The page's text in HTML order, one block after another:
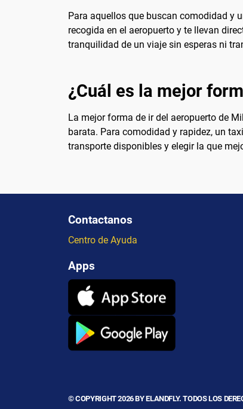
Para aquellos que buscan comodidad y
recogida en el aeropuerto y te llevan
tranquilidad de un viaje sin esperas ni
¿Cuál es la mejor
La mejor forma de ir del aeropuerto de
barata. Para comodidad y rapidez, un
transporte disponibles y elegir la que
Contactanos
Centro de Ayuda
Apps
© COPYRIGHT 2026 BY ELANDFLY. TODOS LOS